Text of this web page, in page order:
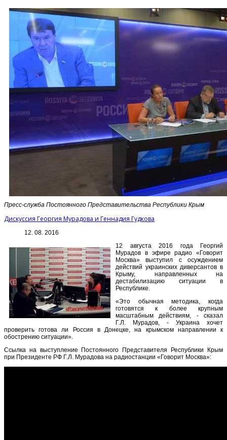
Пресс-служба Постоянного Представительства Республики Крым
Дискуссия Георгия Мурадова и Геннадия Гудкова
12. 08. 2016
12 августа 2016 года Георгий
Мурадов в эфире радио «Говорит
Москва» выступил с осуждением
действий украинских диверсантов в
Крыму, направленных на
дестабилизацию ситуации в
Республике.
«Это обычная методика, когда
готовятся к более крупным
масштабным действиям, - сказал
Г.Л. Мурадов, - Украина хочет
проверить готова ли Россия в Донецке, на крымском направлении к
обострению ситуации».
Ссылка на выступление Постоянного Представителя Республики Крым
при Президенте РФ Г.Л. Мурадова на радиостанции «Говорит Москва»: